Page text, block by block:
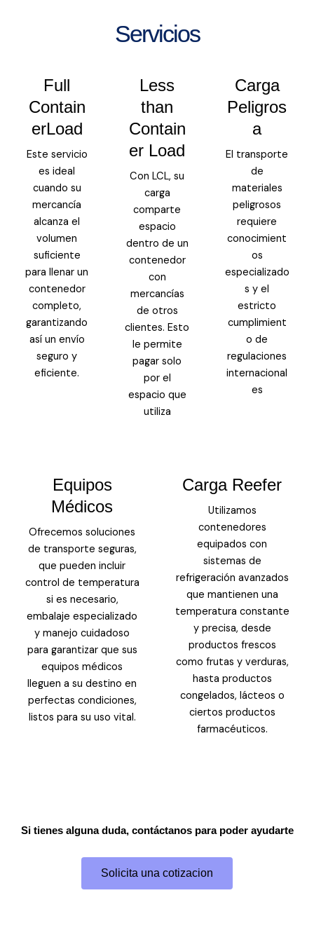
Servicios
Full
Contain
erLoad
Este servicio
es ideal
cuando su
mercancía
alcanza el
volumen
suficiente
para llenar un
contenedor
completo,
garantizando
así un envío
seguro y
eficiente.
Less
than
Contain
er Load
Con LCL, su
carga
comparte
espacio
dentro de un
contenedor
con
mercancías
de otros
clientes. Esto
le permite
pagar solo
por el
espacio que
utiliza
Carga
Peligros
a
El transporte
de
materiales
peligrosos
requiere
conocimient
os
especializado
s y el
estricto
cumplimient
o de
regulaciones
internacional
es
Equipos
Médicos
Ofrecemos soluciones
de transporte seguras,
que pueden incluir
control de temperatura
si es necesario,
embalaje especializado
y manejo cuidadoso
para garantizar que sus
equipos médicos
lleguen a su destino en
perfectas condiciones,
listos para su uso vital.
Carga Reefer
Utilizamos
contenedores
equipados con
sistemas de
refrigeración avanzados
que mantienen una
temperatura constante
y precisa, desde
productos frescos
como frutas y verduras,
hasta productos
congelados, lácteos o
ciertos productos
farmacéuticos.
Si tienes alguna duda, contáctanos para poder ayudarte
Solicita una cotizacion